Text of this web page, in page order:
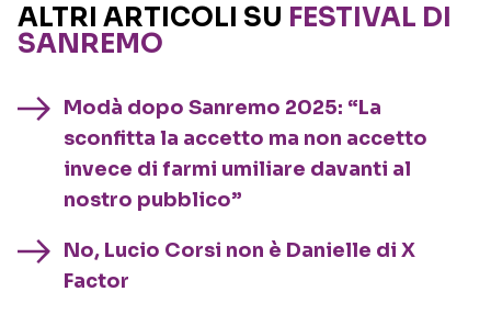
ALTRI ARTICOLI SU FESTIVAL DI
SANREMO
Modà dopo Sanremo 2025: “La
sconfitta la accetto ma non accetto
invece di farmi umiliare davanti al
nostro pubblico”
No, Lucio Corsi non è Danielle di X
Factor